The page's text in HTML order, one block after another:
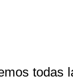
todas